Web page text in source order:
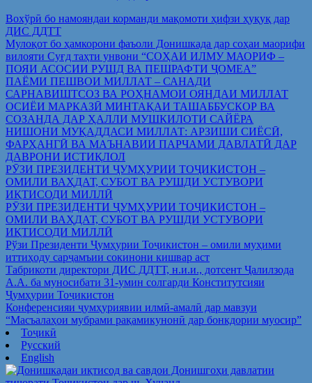
Вохўрӣ бо намояндаи корманди мақомоти ҳифзи ҳуқуқ дар
ДИС ДДТТ
Мулоқот бо ҳамкорони фаъоли Донишкада дар соҳаи маорифи
вилояти Суғд таҳти унвони “СОҲАИ ИЛМУ МАОРИФ –
ПОЯИ АСОСИИ РУШД ВА ПЕШРАФТИ ҶОМЕА”
ПАЁМИ ПЕШВОИ МИЛЛАТ – САНАДИ
САРНАВИШТСОЗ ВА РОҲНАМОИ ОЯНДАИ МИЛЛАТ
ОСИЁИ МАРКАЗӢ МИНТАҚАИ ТАШАББУСКОР ВА
СОЗАНДА ДАР ҲАЛЛИ МУШКИЛОТИ САЙЁРА
НИШОНИ МУҚАДДАСИ МИЛЛАТ: АРЗИШИ СИЁСӢ,
ФАРҲАНГӢ ВА МАЪНАВИИ ПАРЧАМИ ДАВЛАТӢ ДАР
ДАВРОНИ ИСТИҚЛОЛ
РӮЗИ ПРЕЗИДЕНТИ ҶУМҲУРИИ ТОҶИКИСТОН –
ОМИЛИ ВАҲДАТ, СУБОТ ВА РУШДИ УСТУВОРИ
ИҚТИСОДИ МИЛЛӢ
РӮЗИ ПРЕЗИДЕНТИ ҶУМҲУРИИ ТОҶИКИСТОН –
ОМИЛИ ВАҲДАТ, СУБОТ ВА РУШДИ УСТУВОРИ
ИҚТИСОДИ МИЛЛӢ
Рўзи Президенти Ҷумҳурии Тоҷикистон – омили муҳими
иттиҳоду сарҷамъии сокинони кишвар аст
Табрикоти директори ДИС ДДТТ, н.и.и., дотсент Ҷалилзода
А.А. ба муносибати 31-умин солгарди Конститутсияи
Ҷумҳурии Тоҷикистон
Конференсияи ҷумҳуриявии илмӣ-амалӣ дар мавзуи
“Масъалаҳои мубрами рақамикунонӣ дар бонкдории муосир”
Тоҷикӣ
Русский
English